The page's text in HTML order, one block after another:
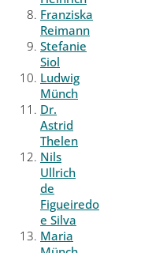
Franziska
Reimann
Stefanie
Siol
Ludwig
Münch
Dr.
Astrid
Thelen
Nils
Ullrich
de
Figueiredo
e Silva
Maria